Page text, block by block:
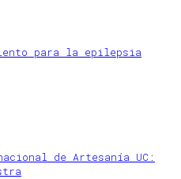
para la epilepsia
de Artesanía UC: